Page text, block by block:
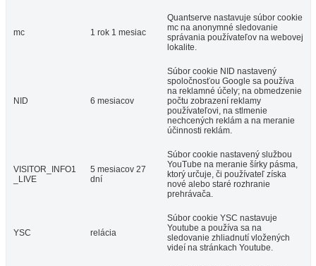
mc 1 rok 1 mesiac
Quantserve nastavuje súbor cookie
mc na anonymné sledovanie
správania používateľov na webovej
lokalite.
NID 6 mesiacov
Súbor cookie NID nastavený
spoločnosťou Google sa používa
na reklamné účely; na obmedzenie
počtu zobrazení reklamy
používateľovi, na stlmenie
nechcených reklám a na meranie
účinnosti reklám.
VISITOR_INFO1
_LIVE
5 mesiacov 27
dní
Súbor cookie nastavený službou
YouTube na meranie šírky pásma,
ktorý určuje, či používateľ získa
nové alebo staré rozhranie
prehrávača.
YSC relácia
Súbor cookie YSC nastavuje
Youtube a používa sa na
sledovanie zhliadnutí vložených
videí na stránkach Youtube.